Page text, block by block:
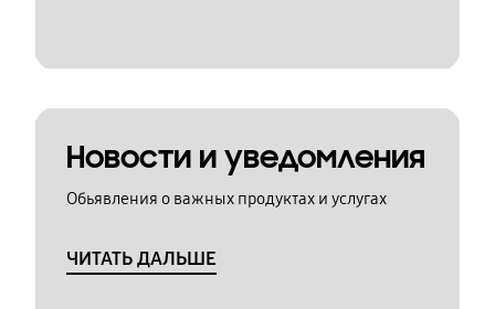
Новости и уведомления
Обьявления о важных продуктах и услугах
ЧИТАТЬ ДАЛЬШЕ